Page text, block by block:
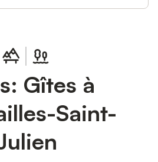
Gîtes à
Saint-